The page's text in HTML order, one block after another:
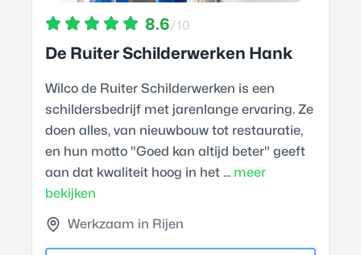
8.6/10
De Ruiter Schilderwerken Hank
Wilco de Ruiter Schilderwerken is een
schildersbedrijf met jarenlange ervaring. Ze
doen alles, van nieuwbouw tot restauratie,
en hun motto "Goed kan altijd beter" geeft
aan dat kwaliteit hoog in het ... meer
bekijken
Werkzaam in Rijen